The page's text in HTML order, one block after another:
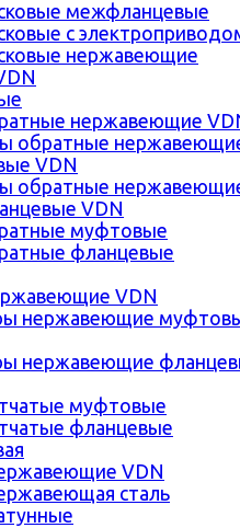
межфланцевые
с
нержавеющие
нержавеющие
обратные
VDN
обратные
VDN
муфтовые
фланцевые
VDN
нержавеющие
нержавеющие
муфтовые
фланцевые
VDN
сталь